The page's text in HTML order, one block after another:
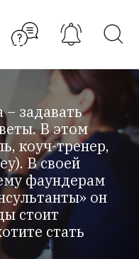
– задавать
В этом
коуч-тренер,
В своей
фаундерам
он
стоит
стать